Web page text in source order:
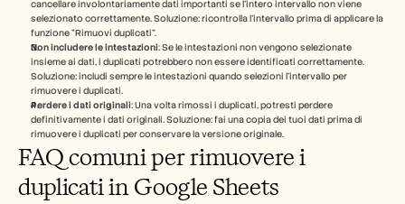
cancellare involontariamente dati importanti se l'intero intervallo non viene
selezionato correttamente. Soluzione: ricontrolla l'intervallo prima di applicare la
funzione "Rimuovi duplicati".
Non includere le intestazioni: Se le intestazioni non vengono selezionate
insieme ai dati, i duplicati potrebbero non essere identificati correttamente.
Soluzione: includi sempre le intestazioni quando selezioni l'intervallo per
rimuovere i duplicati.
Perdere i dati originali: Una volta rimossi i duplicati, potresti perdere
definitivamente i dati originali. Soluzione: fai una copia dei tuoi dati prima di
rimuovere i duplicati per conservare la versione originale.
FAQ comuni per rimuovere i
duplicati in Google Sheets